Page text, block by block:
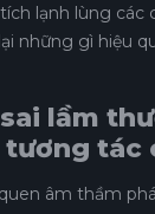
lạnh lùng các
những gì hiệu
lầm
tác
âm thầm